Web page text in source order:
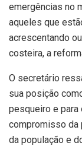
emergências no
aqueles que
acrescentando
costeira, a
O secretário
sua posição
pesqueiro e para
compromisso da
da população e